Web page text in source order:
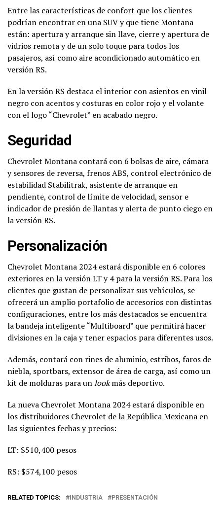
Entre las características de confort que los clientes
podrían encontrar en una SUV y que tiene Montana
están: apertura y arranque sin llave, cierre y apertura de
vidrios remota y de un solo toque para todos los
pasajeros, así como aire acondicionado automático en
versión RS.
En la versión RS destaca el interior con asientos en vinil
negro con acentos y costuras en color rojo y el volante
con el logo “Chevrolet” en acabado negro.
Seguridad
Chevrolet Montana contará con 6 bolsas de aire, cámara
y sensores de reversa, frenos ABS, control electrónico de
estabilidad Stabilitrak, asistente de arranque en
pendiente, control de límite de velocidad, sensor e
indicador de presión de llantas y alerta de punto ciego en
la versión RS.
Personalización
Chevrolet Montana 2024 estará disponible en 6 colores
exteriores en la versión LT y 4 para la versión RS. Para los
clientes que gustan de personalizar sus vehículos, se
ofrecerá un amplio portafolio de accesorios con distintas
configuraciones, entre los más destacados se encuentra
la bandeja inteligente “Multiboard” que permitirá hacer
divisiones en la caja y tener espacios para diferentes usos.
Además, contará con rines de aluminio, estribos, faros de
niebla, sportbars, extensor de área de carga, así como un
kit de molduras para unlookmás deportivo.
La nueva Chevrolet Montana 2024 estará disponible en
los distribuidores Chevrolet de la República Mexicana en
las siguientes fechas y precios:
LT: $510,400 pesos
RS: $574,100 pesos
RELATED TOPICS: INDUSTRIA PRESENTACIÓN